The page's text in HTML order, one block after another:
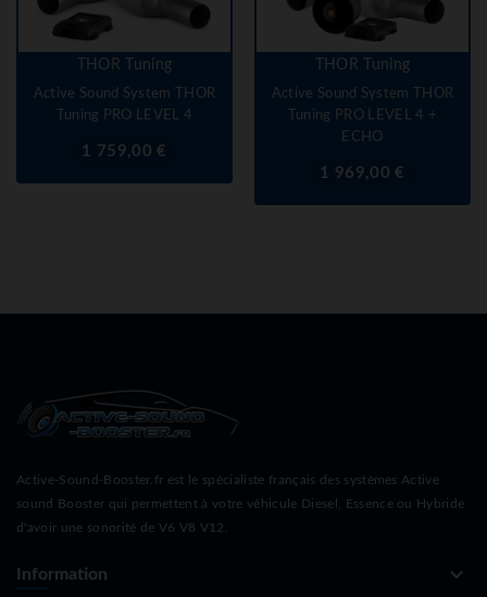
THOR Tuning
Active Sound System THOR
Tuning PRO LEVEL 4
Prix1 759,00 €
THOR Tuning
Active Sound System THOR
Tuning PRO LEVEL 4 +
ECHO
Prix1 969,00 €
Active-Sound-Booster.fr est le spécialiste français des systèmes Active
sound Booster qui permettent à votre véhicule Diesel, Essence ou Hybride
d'avoir une sonorité de V6 V8 V12.
Information keyboard_arrow_down